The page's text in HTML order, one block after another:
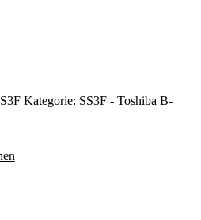
Kategorie: SS3F - Toshiba B-